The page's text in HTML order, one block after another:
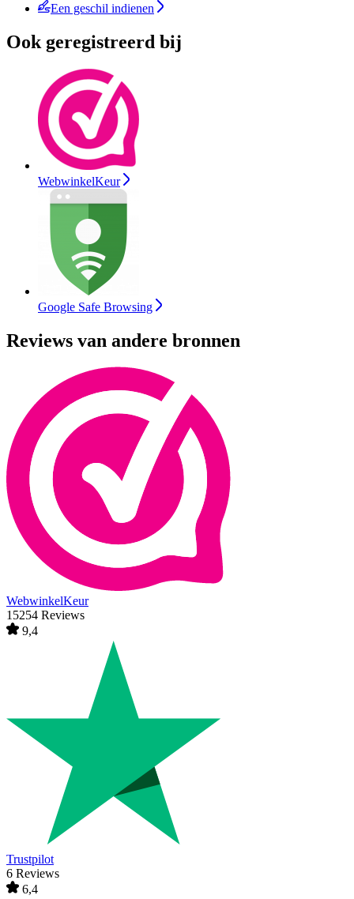
Een geschil indienen
Ook geregistreerd bij
WebwinkelKeur
Google Safe Browsing
Reviews van andere bronnen
WebwinkelKeur
15254 Reviews
9,4
Trustpilot
6 Reviews
6,4